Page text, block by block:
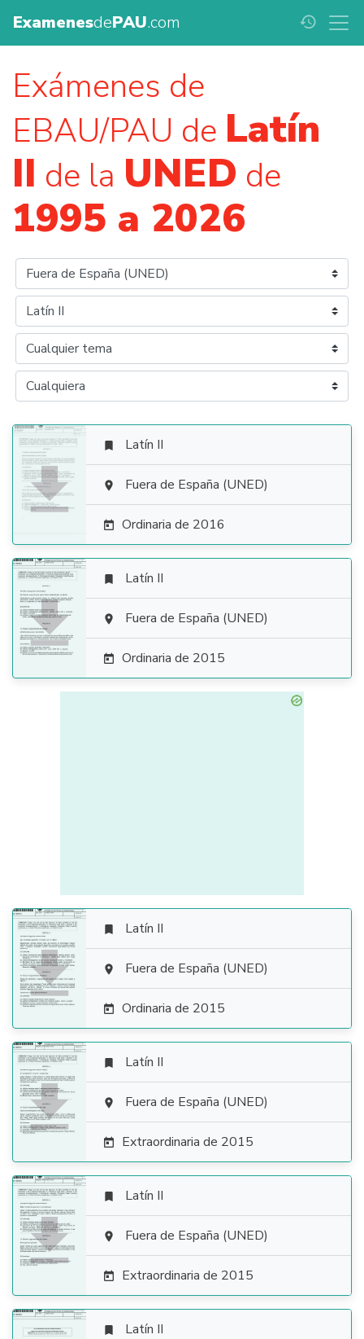
ExamenesdePAU.com history
Exámenes de
EBAU/PAU de Latín
II de la UNED de
1995 a 2026

 Latín II
 Fuera de España (UNED)
 Ordinaria de 2016

 Latín II
 Fuera de España (UNED)
 Ordinaria de 2015

 Latín II
 Fuera de España (UNED)
 Ordinaria de 2015

 Latín II
 Fuera de España (UNED)
 Extraordinaria de 2015

 Latín II
 Fuera de España (UNED)
 Extraordinaria de 2015
 Latín II